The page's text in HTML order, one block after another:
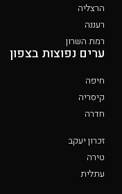
הרצליה
רעננה
רמת השרון
ערים נפוצות בצפון
חיפה
קיסריה
חדרה
זכרון יעקב
טירה
עתלית